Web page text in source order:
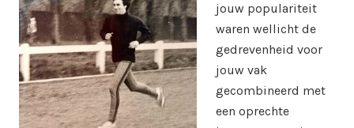
jouw populariteit
waren wellicht de
gedrevenheid voor
jouw vak
gecombineerd met
een oprechte